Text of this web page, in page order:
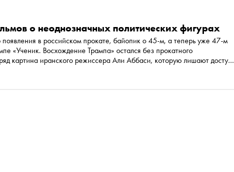
о неоднозначных политических фигурах
появления в российском прокате, байопик о 45-м, а теперь уже 47-м
Трампа» остался без прокатного
картина иранского режиссера Али Аббаси, которую лишают доступа